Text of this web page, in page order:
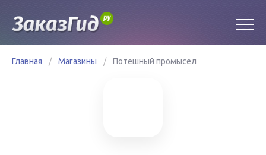
Главная / Магазины / Потешный промысел